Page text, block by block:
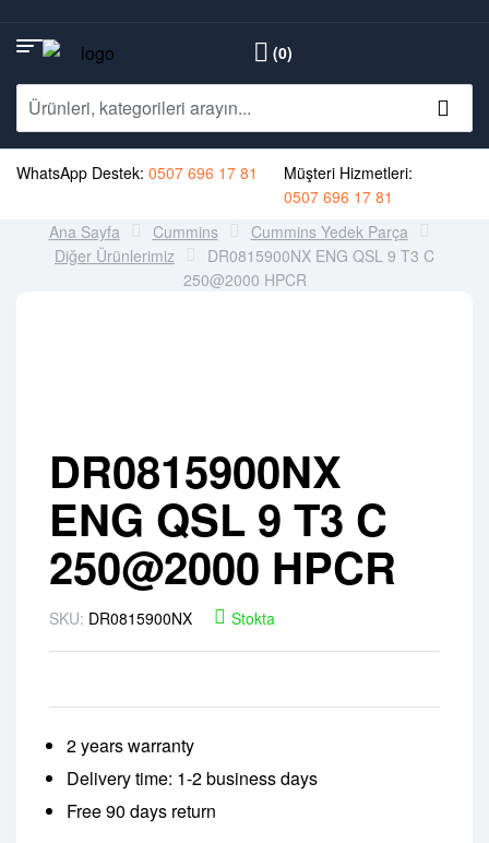
(0)
WhatsApp Destek: 0507 696 17 81
Müşteri Hizmetleri:
0507 696 17 81
Ana Sayfa
Cummins
Cummins Yedek Parça
Diğer Ürünlerimiz
DR0815900NX ENG QSL 9 T3 C
250@2000 HPCR
DR0815900NX
ENG QSL 9 T3 C
250@2000 HPCR
SKU: DR0815900NX Stokta
2 years warranty
Delivery time: 1-2 business days
Free 90 days return